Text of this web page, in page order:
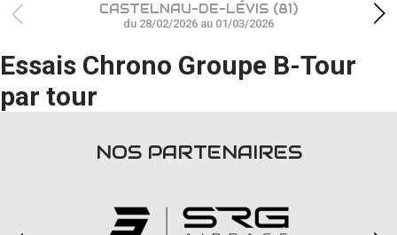
RÉSULTATS
PHOTOS / WEB TV
CHAMPIONNAT
PARTENAIRES
accéder à la billetterie
CASTELNAU-DE-LÉVIS (81)
du 28/02/2026 au 01/03/2026
Essais Chrono Groupe B-Tour
par tour
NOS PARTENAIRES